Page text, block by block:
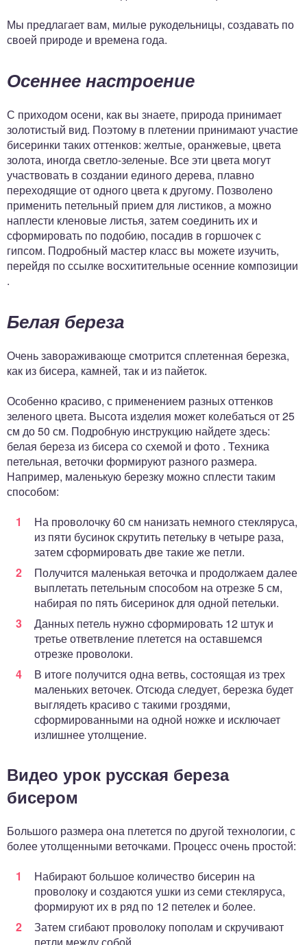
Мы предлагает вам, милые рукодельницы, создавать по
своей природе и времена года.
Осеннее настроение
С приходом осени, как вы знаете, природа принимает
золотистый вид. Поэтому в плетении принимают участие
бисеринки таких оттенков: желтые, оранжевые, цвета
золота, иногда светло-зеленые. Все эти цвета могут
участвовать в создании единого дерева, плавно
переходящие от одного цвета к другому. Позволено
применить петельный прием для листиков, а можно
наплести кленовые листья, затем соединить их и
сформировать по подобию, посадив в горшочек с
гипсом. Подробный мастер класс вы можете изучить,
перейдя по ссылке восхитительные осенние композиции
.
Белая береза
Очень завораживающе смотрится сплетенная березка,
как из бисера, камней, так и из пайеток.
Особенно красиво, с применением разных оттенков
зеленого цвета. Высота изделия может колебаться от 25
см до 50 см. Подробную инструкцию найдете здесь:
белая береза из бисера со схемой и фото . Техника
петельная, веточки формируют разного размера.
Например, маленькую березку можно сплести таким
способом:
На проволочку 60 см нанизать немного стекляруса,
из пяти бусинок скрутить петельку в четыре раза,
затем сформировать две такие же петли.
Получится маленькая веточка и продолжаем далее
выплетать петельным способом на отрезке 5 см,
набирая по пять бисеринок для одной петельки.
Данных петель нужно сформировать 12 штук и
третье ответвление плетется на оставшемся
отрезке проволоки.
В итоге получится одна ветвь, состоящая из трех
маленьких веточек. Отсюда следует, березка будет
выглядеть красиво с такими гроздями,
сформированными на одной ножке и исключает
излишнее утолщение.
Видео урок русская береза
бисером
Большого размера она плетется по другой технологии, с
более утолщенными веточками. Процесс очень простой:
Набирают большое количество бисерин на
проволоку и создаются ушки из семи стекляруса,
формируют их в ряд по 12 петелек и более.
Затем сгибают проволоку пополам и скручивают
петли между собой.